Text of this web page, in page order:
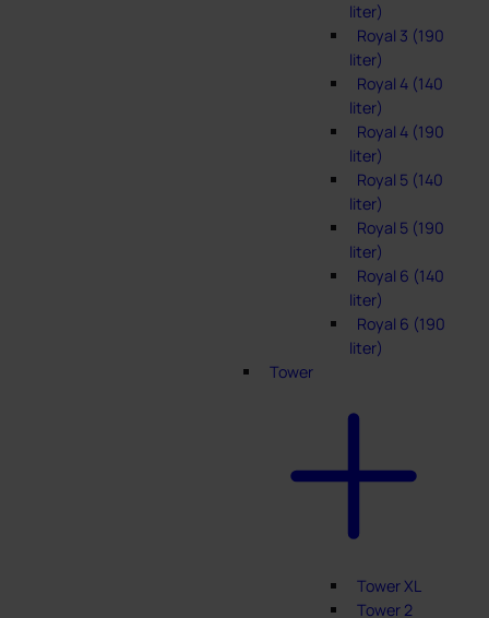
liter)
Royal 3 (190
liter)
Royal 4 (140
liter)
Royal 4 (190
liter)
Royal 5 (140
liter)
Royal 5 (190
liter)
Royal 6 (140
liter)
Royal 6 (190
liter)
Tower
Tower XL
Tower 2